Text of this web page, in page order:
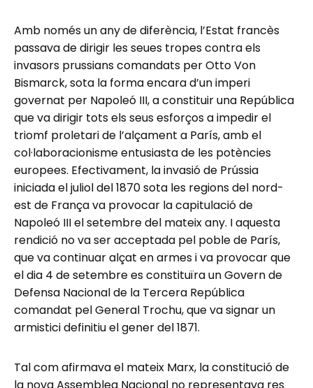
Amb només un any de diferència, l’Estat francès
passava de dirigir les seues tropes contra els
invasors prussians comandats per Otto Von
Bismarck, sota la forma encara d’un imperi
governat per Napoleó III, a constituir una República
que va dirigir tots els seus esforços a impedir el
triomf proletari de l’alçament a París, amb el
col·laboracionisme entusiasta de les potències
europees. Efectivament, la invasió de Prússia
iniciada el juliol del 1870 sota les regions del nord-
est de França va provocar la capitulació de
Napoleó III el setembre del mateix any. I aquesta
rendició no va ser acceptada pel poble de París,
que va continuar alçat en armes i va provocar que
el dia 4 de setembre es constituïra un Govern de
Defensa Nacional de la Tercera República
comandat pel General Trochu, que va signar un
armistici definitiu el gener del 1871.
Tal com afirmava el mateix Marx, la constitució de